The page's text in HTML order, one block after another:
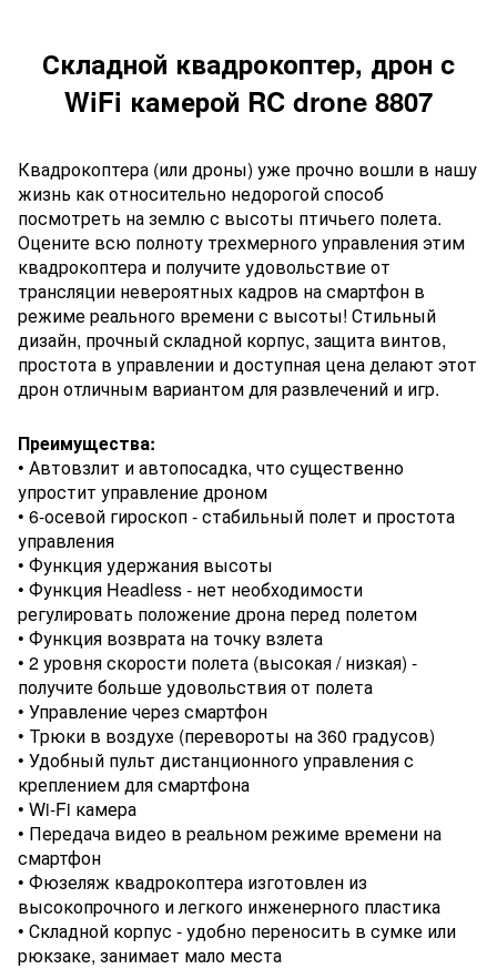
Складной квадрокоптер, дрон c
WiFi камерой RC drone 8807
Квадрокоптера (или дроны) уже прочно вошли в нашу
жизнь как относительно недорогой способ
посмотреть на землю с высоты птичьего полета.
Оцените всю полноту трехмерного управления этим
квадрокоптера и получите удовольствие от
трансляции невероятных кадров на смартфон в
режиме реального времени с высоты! Стильный
дизайн, прочный складной корпус, защита винтов,
простота в управлении и доступная цена делают этот
дрон отличным вариантом для развлечений и игр.
Преимущества:
• Автовзлит и автопосадка, что существенно
упростит управление дроном
• 6-осевой гироскоп - стабильный полет и простота
управления
• Функция удержания высоты
• Функция Headless - нет необходимости
регулировать положение дрона перед полетом
• Функция возврата на точку взлета
• 2 уровня скорости полета (высокая / низкая) -
получите больше удовольствия от полета
• Управление через смартфон
• Трюки в воздухе (перевороты на 360 градусов)
• Удобный пульт дистанционного управления с
креплением для смартфона
• Wi-Fi камера
• Передача видео в реальном режиме времени на
смартфон
• Фюзеляж квадрокоптера изготовлен из
высокопрочного и легкого инженерного пластика
• Складной корпус - удобно переносить в сумке или
рюкзаке, занимает мало места